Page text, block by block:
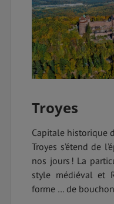
Troyes
Capitale historique
Troyes s’étend de
nos jours ! La
style médiéval et
forme … de